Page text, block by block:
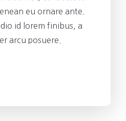
eu ornare ante.
id lorem finibus, a
arcu posuere.